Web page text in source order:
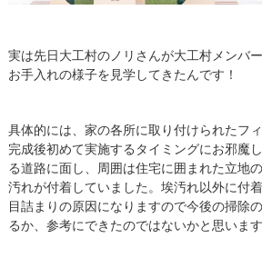
実は先日大工村のノリさんが大工村メンバ
お手入れの様子を見学してきたんです！
具体的には、家の各所に取り付けられたフ
完成後初めて実施するタイミングにお邪魔
る道路に面し、周囲は住宅に囲まれた立地
汚れが付着していました。埃汚れ以外に付
目詰まりの原因になりますので今後の掃除
るか、参考にできたのではないかと思います